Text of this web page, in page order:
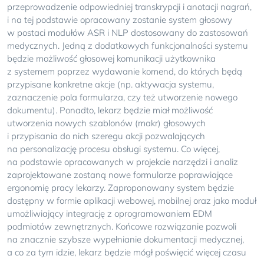
przeprowadzenie odpowiedniej transkrypcji i anotacji nagrań,
i na tej podstawie opracowany zostanie system głosowy
w postaci modułów ASR i NLP dostosowany do zastosowań
medycznych. Jedną z dodatkowych funkcjonalności systemu
będzie możliwość głosowej komunikacji użytkownika
z systemem poprzez wydawanie komend, do których będą
przypisane konkretne akcje (np. aktywacja systemu,
zaznaczenie pola formularza, czy też utworzenie nowego
dokumentu). Ponadto, lekarz będzie miał możliwość
utworzenia nowych szablonów (makr) głosowych
i przypisania do nich szeregu akcji pozwalających
na personalizację procesu obsługi systemu. Co więcej,
na podstawie opracowanych w projekcie narzędzi i analiz
zaprojektowane zostaną nowe formularze poprawiające
ergonomię pracy lekarzy. Zaproponowany system będzie
dostępny w formie aplikacji webowej, mobilnej oraz jako moduł
umożliwiający integrację z oprogramowaniem EDM
podmiotów zewnętrznych. Końcowe rozwiązanie pozwoli
na znacznie szybsze wypełnianie dokumentacji medycznej,
a co za tym idzie, lekarz będzie mógł poświęcić więcej czasu